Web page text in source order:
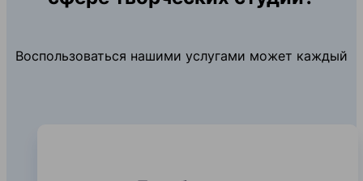
Воспользоваться нашими услугами может каждый